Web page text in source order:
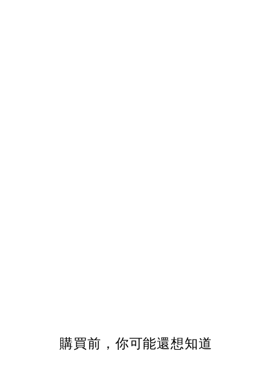
購買前，你可能還想知道